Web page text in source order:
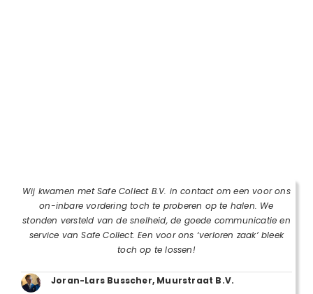
Wij kwamen met Safe Collect B.V. in contact om een voor ons
on-inbare vordering toch te proberen op te halen. We
stonden versteld van de snelheid, de goede communicatie en
service van Safe Collect. Een voor ons ‘verloren zaak’ bleek
toch op te lossen!
Joran-Lars Busscher, Muurstraat B.V.